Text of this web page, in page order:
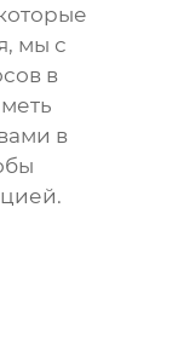
мы с
в
в